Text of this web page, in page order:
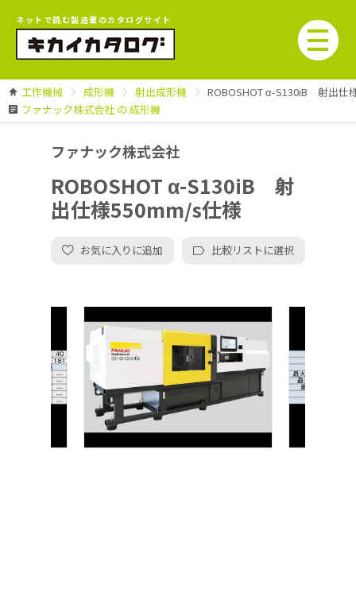
ネットで読む製造業のカタログサイト
工作機械 成形機 射出成形機
ROBOSHOT α-S130iB 射出仕
ファナック株式会社 の 成形機
ファナック株式会社
ROBOSHOT α-S130iB 射
出仕様550mm/s仕様
お気に入りに追加 比較リストに選択